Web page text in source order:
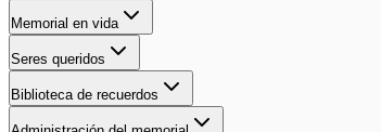
Memorial en vida
Seres queridos
Biblioteca de recuerdos